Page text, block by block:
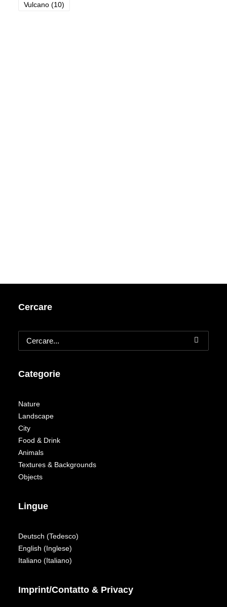
Vulcano (10)
Cercare
Categorie
Nature
Landscape
City
Food & Drink
Animals
Textures & Backgrounds
Objects
Lingue
Deutsch (Tedesco)
English (Inglese)
Italiano (Italiano)
Imprint/Contatto & Privacy